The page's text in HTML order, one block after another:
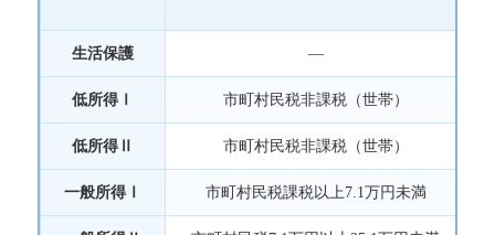
生活保護 ―
低所得Ⅰ 市町村民税非課税（世帯）
低所得Ⅱ 市町村民税非課税（世帯）
一般所得Ⅰ 市町村民税課税以上7.1万円未満